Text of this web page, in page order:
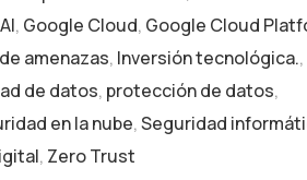
, Google Cloud, Google Cloud
amenazas, Inversión tecnológica.,
de datos, protección de datos,
en la nube,Seguridad
, Zero Trust